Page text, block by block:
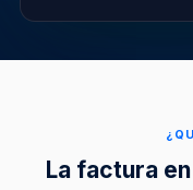
La factura